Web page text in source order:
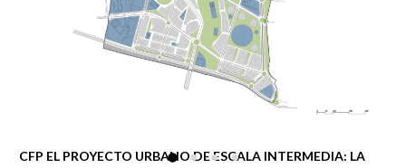
CFP EL PROYECTO URBANO DE ESCALA INTERMEDIA: LA